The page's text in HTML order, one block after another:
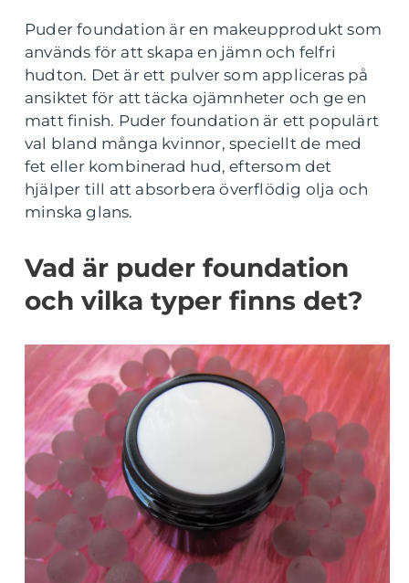
Puder foundation är en makeupprodukt som
används för att skapa en jämn och felfri
hudton. Det är ett pulver som appliceras på
ansiktet för att täcka ojämnheter och ge en
matt finish. Puder foundation är ett populärt
val bland många kvinnor, speciellt de med
fet eller kombinerad hud, eftersom det
hjälper till att absorbera överflödig olja och
minska glans.
Vad är puder foundation
och vilka typer finns det?